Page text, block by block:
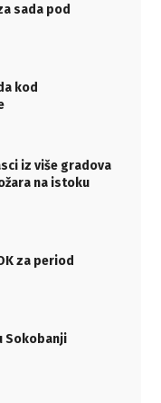
sada pod
kod
iz više gradova
na istoku
za period
Sokobanji